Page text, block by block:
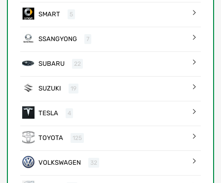
SMART 5
SSANGYONG 7
SUBARU 22
SUZUKI 19
TESLA 4
TOYOTA 125
VOLKSWAGEN 32